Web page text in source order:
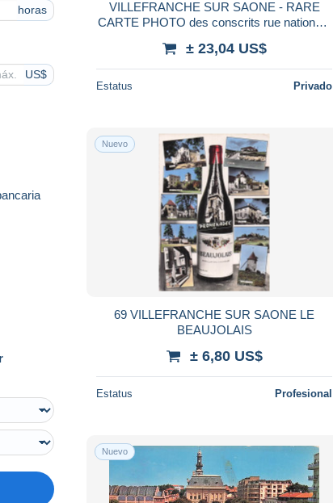
horas
US$
VILLEFRANCHE SUR SAONE - RARE
CARTE PHOTO des conscrits rue nationale
± 23,04 US$
Estatus Privado
Nuevo
69 VILLEFRANCHE SUR SAONE LE
BEAUJOLAIS
± 6,80 US$
Estatus Profesional
Nuevo